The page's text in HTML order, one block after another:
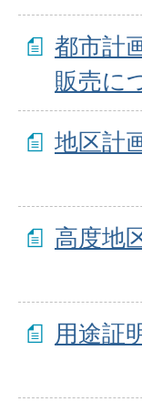
都市計
販売に
地区計
高度地
用途証